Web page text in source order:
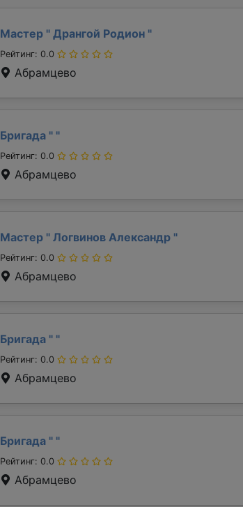
Мастер " Дрангой Родион "
Рейтинг: 0.0
Абрамцево
Бригада " "
Рейтинг: 0.0
Абрамцево
Мастер " Логвинов Александр "
Рейтинг: 0.0
Абрамцево
Бригада " "
Рейтинг: 0.0
Абрамцево
Бригада " "
Рейтинг: 0.0
Абрамцево